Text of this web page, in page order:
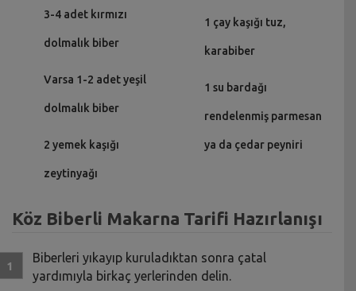
3-4 adet kırmızı
dolmalık biber
Varsa 1-2 adet yeşil
dolmalık biber
2 yemek kaşığı
zeytinyağı
1 çay kaşığı tuz,
karabiber
1 su bardağı
rendelenmiş parmesan
ya da çedar peyniri
Köz Biberli Makarna Tarifi Hazırlanışı
Biberleri yıkayıp kuruladıktan sonra çatal
yardımıyla birkaç yerlerinden delin.